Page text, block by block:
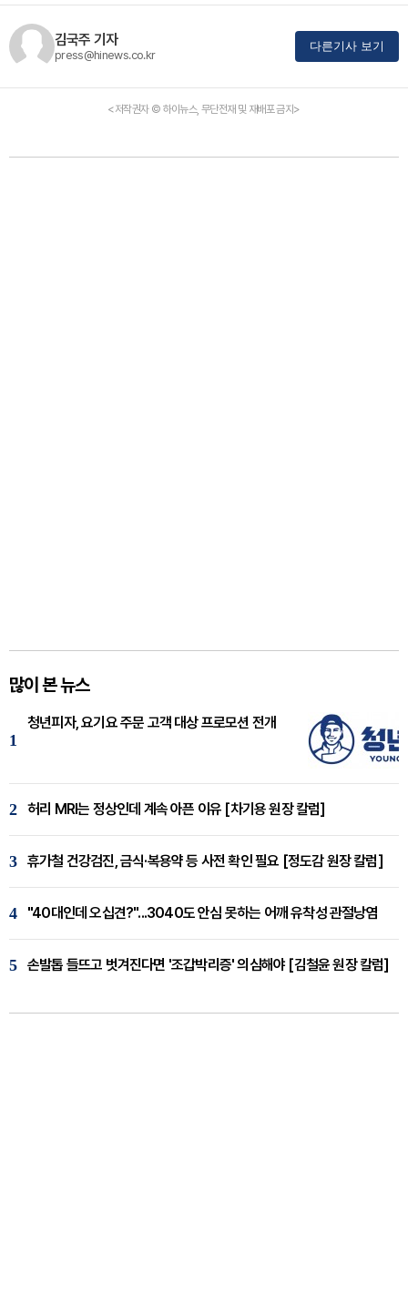
김국주 기자
press@hinews.co.kr
다른기사 보기
<저작권자 © 하이뉴스, 무단전재 및 재배포 금지>
많이 본 뉴스
1
청년피자, 요기요 주문 고객 대상 프로모션 전개
2 허리 MRI는 정상인데 계속 아픈 이유 [차기용 원장 칼럼]
3 휴가철 건강검진, 금식·복용약 등 사전 확인 필요 [정도감 원장 칼럼]
4 "40대인데 오십견?"...3040도 안심 못하는 어깨 유착성 관절낭염
5 손발톱 들뜨고 벗겨진다면 '조갑박리증' 의심해야 [김철윤 원장 칼럼]